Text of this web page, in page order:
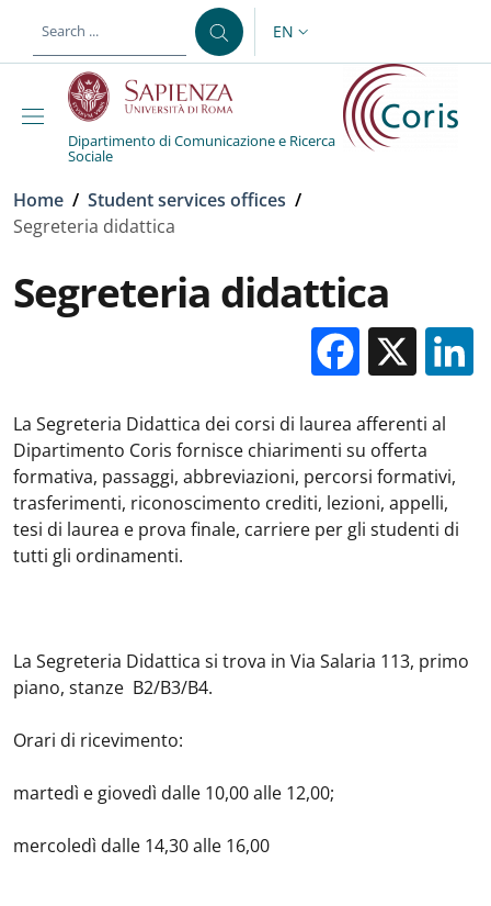
LANGUAGE SWITCHER:
EN
Dipartimento di Comunicazione e Ricerca
Sociale
Breadcrumb
Home / Student services offices /
Segreteria didattica
Segreteria didattica
X
La Segreteria Didattica dei corsi di laurea afferenti al
Dipartimento Coris fornisce chiarimenti su offerta
formativa, passaggi, abbreviazioni, percorsi formativi,
trasferimenti, riconoscimento crediti, lezioni, appelli,
tesi di laurea e prova finale, carriere per gli studenti di
tutti gli ordinamenti.
La Segreteria Didattica si trova in Via Salaria 113, primo
piano, stanze B2/B3/B4.
Orari di ricevimento:
martedì e giovedì dalle 10,00 alle 12,00;
mercoledì dalle 14,30 alle 16,00